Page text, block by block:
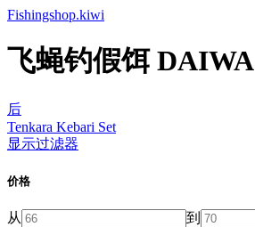
Fishingshop.kiwi
飞蝇钓假饵 DAIWA
后
Tenkara Kebari Set
显示过滤器
价格
从 到